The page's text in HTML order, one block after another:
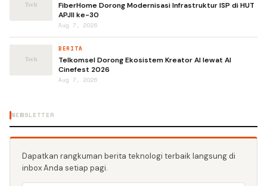
FiberHome Dorong Modernisasi Infrastruktur ISP di HUT
APJII ke-30
Aug 7, 2026
BERITA
Telkomsel Dorong Ekosistem Kreator AI lewat AI
Cinefest 2026
Aug 7, 2026
NEWSLETTER
Dapatkan rangkuman berita teknologi terbaik langsung di
inbox Anda setiap pagi.